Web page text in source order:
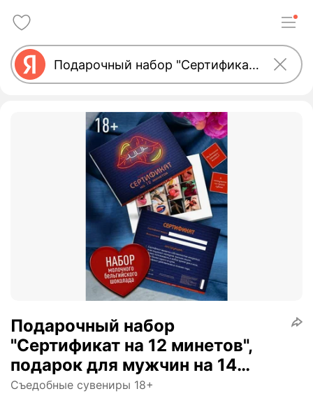
Подарочный набор
"Сертификат на 12 минетов",
подарок для мужчин на 14
февраля, с шоколадом и
Съедобные сувениры 18+